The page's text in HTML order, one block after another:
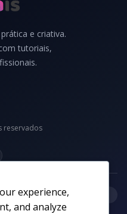
e criativa.
tutoriais,
reservados
experience,
and analyze